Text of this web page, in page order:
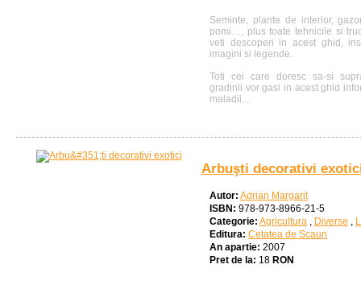
Seminte, plante de interior,
pomi…, plus toate tehnicile si
veti descoperi in acest ghid,
imagini si legende.
Toti cei care doresc sa-si
gradinii vor gasi in acest ghid
maladii...
Arbuşti decorativi
Autor: Adrian Margarit
ISBN: 978-973-8966-21-5
Categorie: Agricultura , Diverse ,
Editura: Cetatea de Scaun
An apartie: 2007
Pret de la: 18 RON